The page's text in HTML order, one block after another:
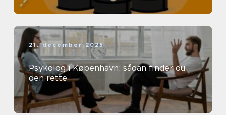
21. december 2025
Psykolog i København: sådan finder du
den rette